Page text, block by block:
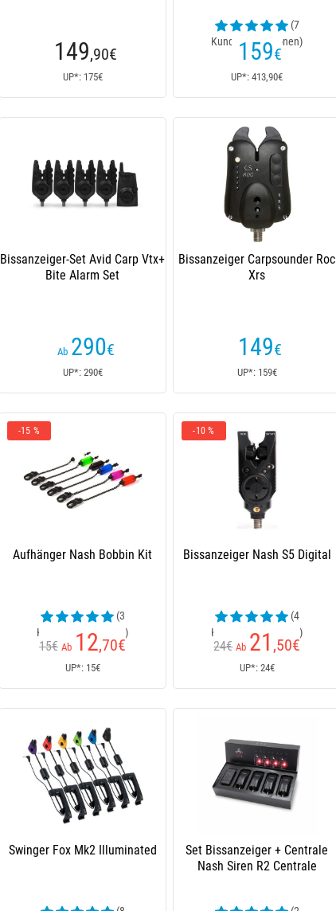
149,90€
UP*: 175€
(7
Kundenrezensionen)
159€
UP*: 413,90€
Bissanzeiger-Set Avid Carp Vtx+
Bite Alarm Set
Ab 290€
UP*: 290€
Bissanzeiger Carpsounder Roc
Xrs
149€
UP*: 159€
-15 %
Aufhänger Nash Bobbin Kit
(3
Kundenrezensionen)
15€ Ab 12,70€
UP*: 15€
-10 %
Bissanzeiger Nash S5 Digital
(4
Kundenrezensionen)
24€ Ab 21 ,50€
UP*: 24€
Swinger Fox Mk2 Illuminated
Set Bissanzeiger + Centrale
Nash Siren R2 Centrale